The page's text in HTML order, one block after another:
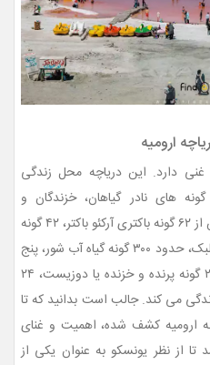
ارومیه
دارد. این دریاچه محل زندگی
های نادر گیاهان، خزندگان و
پستانداران است؛ به طور مثال، بیش از ۶۲ گونه باکتری آرکئو باکتر، ۴۲ گونه
قارچ میکروسکوپی، ۲۰ گونه خاص جلبک، حدود ۳۰۰ گونه گیاه آب شور، پنج
نوع نرم‌تنان دو کفه ای، بیش از ۲۰۰ گونه پرنده و خزنده یا دوزیست، ۲۴
می کند. جالب است بدانید که تا
از دریاچه ارومیه کشف شده، اهمیت و غنای
از نظر یونسکو به عنوان یکی از